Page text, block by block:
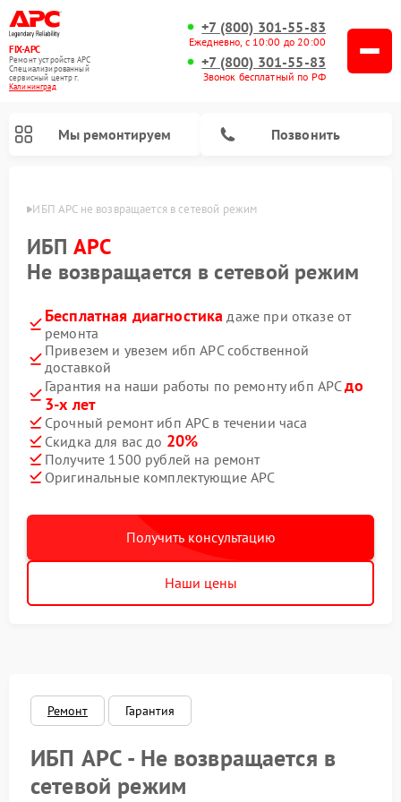
FIX-APC
Ремонт устройств APC
Специализированный
cервисный центр г.
Калининград
+7 (800) 301-55-83
Ежедневно, с 10:00 до 20:00
+7 (800) 301-55-83
Звонок бесплатный по РФ
Мы ремонтируем Позвонить
ИБП APC не возвращается в сетевой режим
ИБП APC
Не возвращается в сетевой режим
Бесплатная диагностика даже при отказе от
ремонта
Привезем и увезем ибп APC собственной
доставкой
Гарантия на наши работы по ремонту ибп APCдо
3-х лет
Срочный ремонт ибп APC в течении часа
Скидка для вас до 20%
Получите 1500 рублей на ремонт
Оригинальные комплектующие APC
Получить консультацию
Наши цены
Ремонт Гарантия
ИБП APC - Не возвращается в
сетевой режим